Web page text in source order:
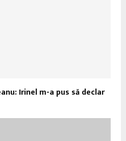
Irinel m-a pus să declar